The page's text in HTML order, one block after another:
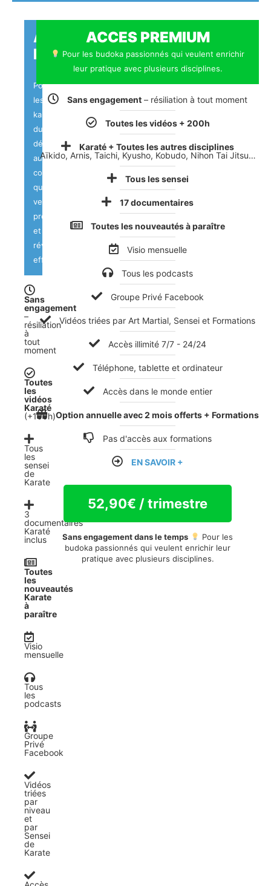
ACCES
KARATE
Pour
les
karatékas,
du
débutant
au
confirmé,
qui
veulent
progresser
et
réviser
efficacement.
Sans
engagement
–
résiliation
à
tout
moment
Toutes
les
vidéos
Karaté
(+100h)
Tous
les
sensei
de
Karate
3
documentaires
Karaté
inclus
Toutes
les
nouveautés
Karate
à
paraître​
Visio
mensuelle
Tous
les
podcasts
Groupe
Privé
Facebook
Vidéos
triées
par
niveau
et
par
Sensei
de
Karate
ACCES PREMIUM
Pour les budoka passionnés qui veulent enrichir
leur pratique avec plusieurs disciplines.
Sans engagement – résiliation à tout moment
Toutes les vidéos + 200h
Karaté + Toutes les autres disciplines
Aïkido, Arnis, Taichi, Kyusho, Kobudo, Nihon Tai Jitsu…
Tous les sensei
17 documentaires
Toutes les nouveautés à paraître
Visio mensuelle
Tous les podcasts
Groupe Privé Facebook
Vidéos triées par Art Martial, Sensei et Formations
Accès illimité 7/7 - 24/24
Téléphone, tablette et ordinateur
Accès dans le monde entier
Option annuelle avec 2 mois offerts + Formations
Pas d'accès aux formations
EN SAVOIR +
52,90€ / trimestre
Sans engagement dans le temps
Pour les
budoka passionnés qui veulent enrichir leur
pratique avec plusieurs disciplines.